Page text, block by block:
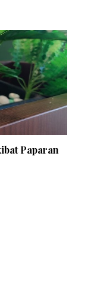
Paparan